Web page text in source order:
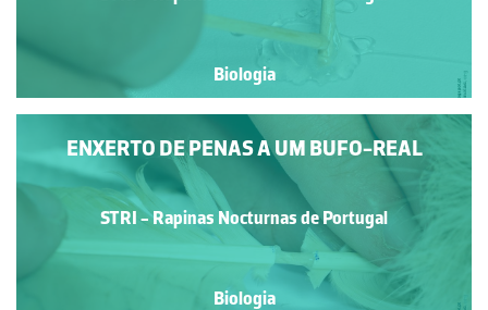
Biologia
ENXERTO DE PENAS A UM BUFO-REAL
STRI - Rapinas Nocturnas de Portugal
Biologia